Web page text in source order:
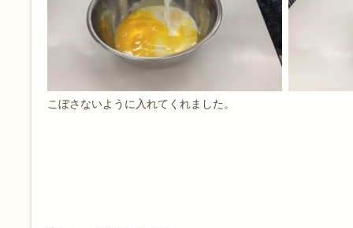
こぼさないように入れてくれました。